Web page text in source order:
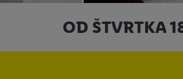
OD ŠTVRTKA